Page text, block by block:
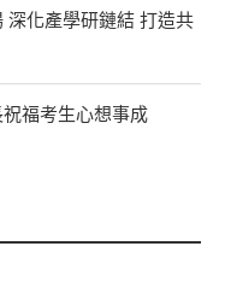
深化產學研鏈結 打造共
福考生心想事成